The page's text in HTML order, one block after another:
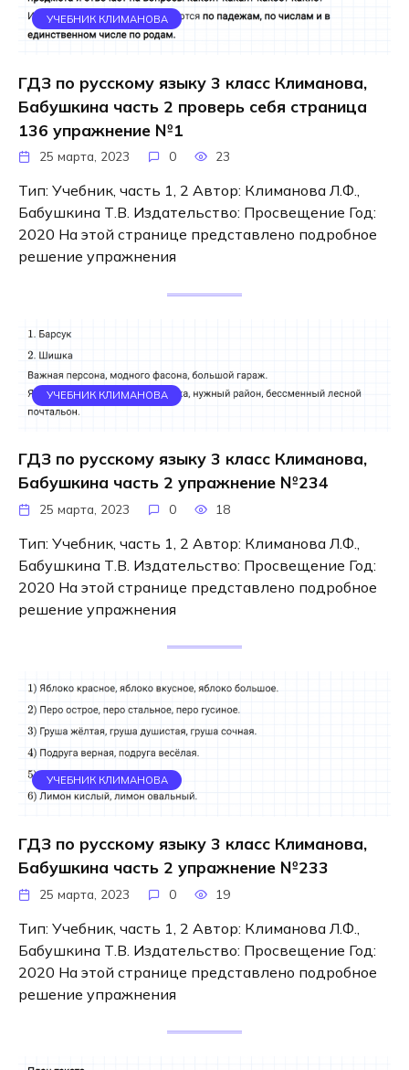
УЧЕБНИК КЛИМАНОВА
ГДЗ по русскому языку 3 класс Климанова,
Бабушкина часть 2 проверь себя страница
136 упражнение №1
25 марта, 2023 0 23
Тип: Учебник, часть 1, 2 Автор: Климанова Л.Ф.,
Бабушкина Т.В. Издательство: Просвещение Год:
2020 На этой странице представлено подробное
решение упражнения
УЧЕБНИК КЛИМАНОВА
ГДЗ по русскому языку 3 класс Климанова,
Бабушкина часть 2 упражнение №234
25 марта, 2023 0 18
Тип: Учебник, часть 1, 2 Автор: Климанова Л.Ф.,
Бабушкина Т.В. Издательство: Просвещение Год:
2020 На этой странице представлено подробное
решение упражнения
УЧЕБНИК КЛИМАНОВА
ГДЗ по русскому языку 3 класс Климанова,
Бабушкина часть 2 упражнение №233
25 марта, 2023 0 19
Тип: Учебник, часть 1, 2 Автор: Климанова Л.Ф.,
Бабушкина Т.В. Издательство: Просвещение Год:
2020 На этой странице представлено подробное
решение упражнения